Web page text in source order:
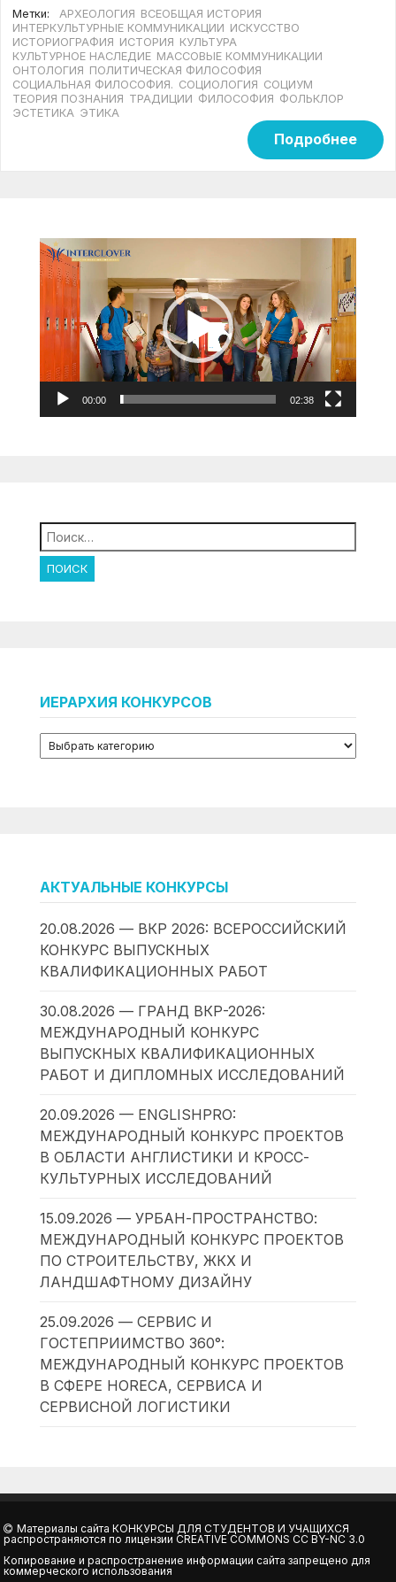
Метки: АРХЕОЛОГИЯ ВСЕОБЩАЯ ИСТОРИЯ
ИНТЕРКУЛЬТУРНЫЕ КОММУНИКАЦИИ ИСКУССТВО
ИСТОРИОГРАФИЯ ИСТОРИЯ КУЛЬТУРА
КУЛЬТУРНОЕ НАСЛЕДИЕ МАССОВЫЕ КОММУНИКАЦИИ
ОНТОЛОГИЯ ПОЛИТИЧЕСКАЯ ФИЛОСОФИЯ
СОЦИАЛЬНАЯ ФИЛОСОФИЯ. СОЦИОЛОГИЯ СОЦИУМ
ТЕОРИЯ ПОЗНАНИЯ ТРАДИЦИИ ФИЛОСОФИЯ ФОЛЬКЛОР
ЭСТЕТИКА ЭТИКА
Подробнее
Видеоплеер
00:00 02:38
Найти:
ИЕРАРХИЯ КОНКУРСОВ
АКТУАЛЬНЫЕ КОНКУРСЫ
20.08.2026 — ВКР 2026: ВСЕРОССИЙСКИЙ
КОНКУРС ВЫПУСКНЫХ
КВАЛИФИКАЦИОННЫХ РАБОТ
30.08.2026 — ГРАНД ВКР-2026:
МЕЖДУНАРОДНЫЙ КОНКУРС
ВЫПУСКНЫХ КВАЛИФИКАЦИОННЫХ
РАБОТ И ДИПЛОМНЫХ ИССЛЕДОВАНИЙ
20.09.2026 — ENGLISHPRO:
МЕЖДУНАРОДНЫЙ КОНКУРС ПРОЕКТОВ
В ОБЛАСТИ АНГЛИСТИКИ И КРОСС-
КУЛЬТУРНЫХ ИССЛЕДОВАНИЙ
15.09.2026 — УРБАН-ПРОСТРАНСТВО:
МЕЖДУНАРОДНЫЙ КОНКУРС ПРОЕКТОВ
ПО СТРОИТЕЛЬСТВУ, ЖКХ И
ЛАНДШАФТНОМУ ДИЗАЙНУ
25.09.2026 — СЕРВИС И
ГОСТЕПРИИМСТВО 360°:
МЕЖДУНАРОДНЫЙ КОНКУРС ПРОЕКТОВ
В СФЕРЕ HORECA, СЕРВИСА И
СЕРВИСНОЙ ЛОГИСТИКИ
Материалы сайтаКОНКУРСЫ ДЛЯ СТУДЕНТОВ И УЧАЩИХСЯ
распространяются по лицензииCREATIVE COMMONS CC BY-NC 3.0
Копирование и распространение информации сайта запрещено для
коммерческого использования